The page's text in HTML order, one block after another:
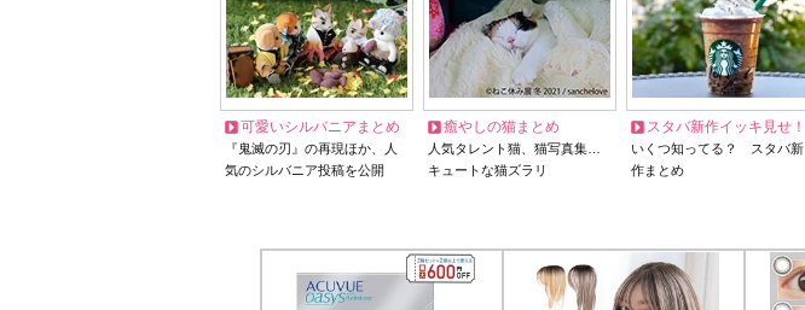
可愛いシルバニアまとめ
『鬼滅の刃』の再現ほか、人
気のシルバニア投稿を公開
癒やしの猫まとめ
人気タレント猫、猫写真集…
キュートな猫ズラリ
スタバ新作イッキ見せ！
いくつ知ってる？ スタバ新
作まとめ